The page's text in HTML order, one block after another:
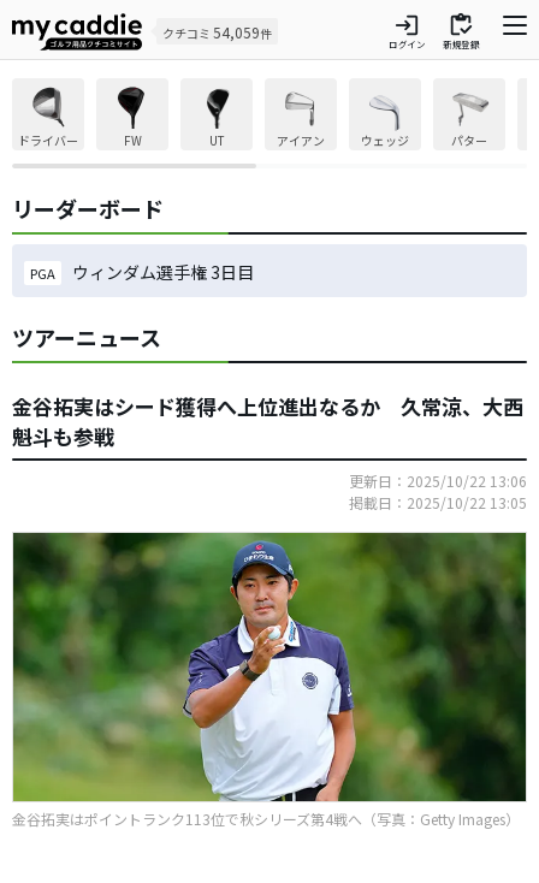
クチコミ 54,059件 login
ログイン
inventory
新規登録
ドライバー FW UT アイアン ウェッジ パター
リーダーボード
PGA ウィンダム選手権 3日目
ツアーニュース
金谷拓実はシード獲得へ上位進出なるか 久常涼、大西
魁斗も参戦
更新日：2025/10/22 13:06
掲載日：2025/10/22 13:05
金谷拓実はポイントランク113位で秋シリーズ第4戦へ（写真：Getty Images）